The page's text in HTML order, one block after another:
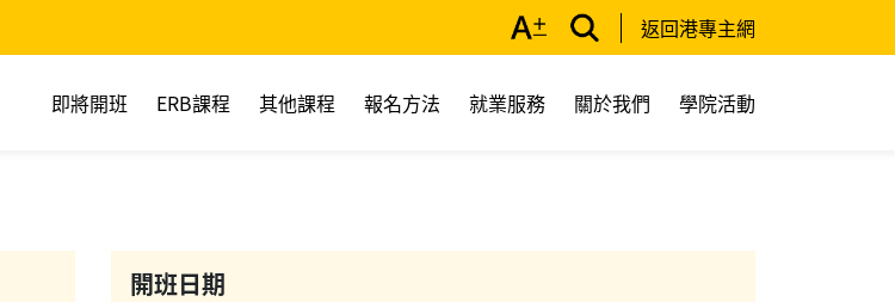
返回港專主網
即將開班 ERB課程 其他課程 報名方法 就業服務 關於我們 學院活動
開班日期